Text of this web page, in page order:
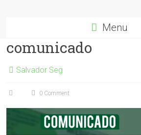
Menu
comunicado
Salvador Seg
0 Comment